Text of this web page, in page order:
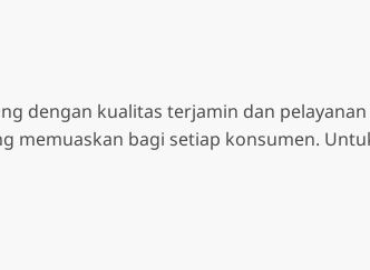
dengan kualitas terjamin dan pelayanan
memuaskan bagi setiap konsumen.